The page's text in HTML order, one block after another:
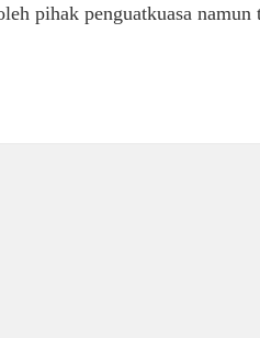
pihak penguatkuasa